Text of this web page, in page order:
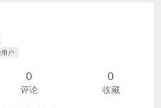
户
0
评论
0
收藏